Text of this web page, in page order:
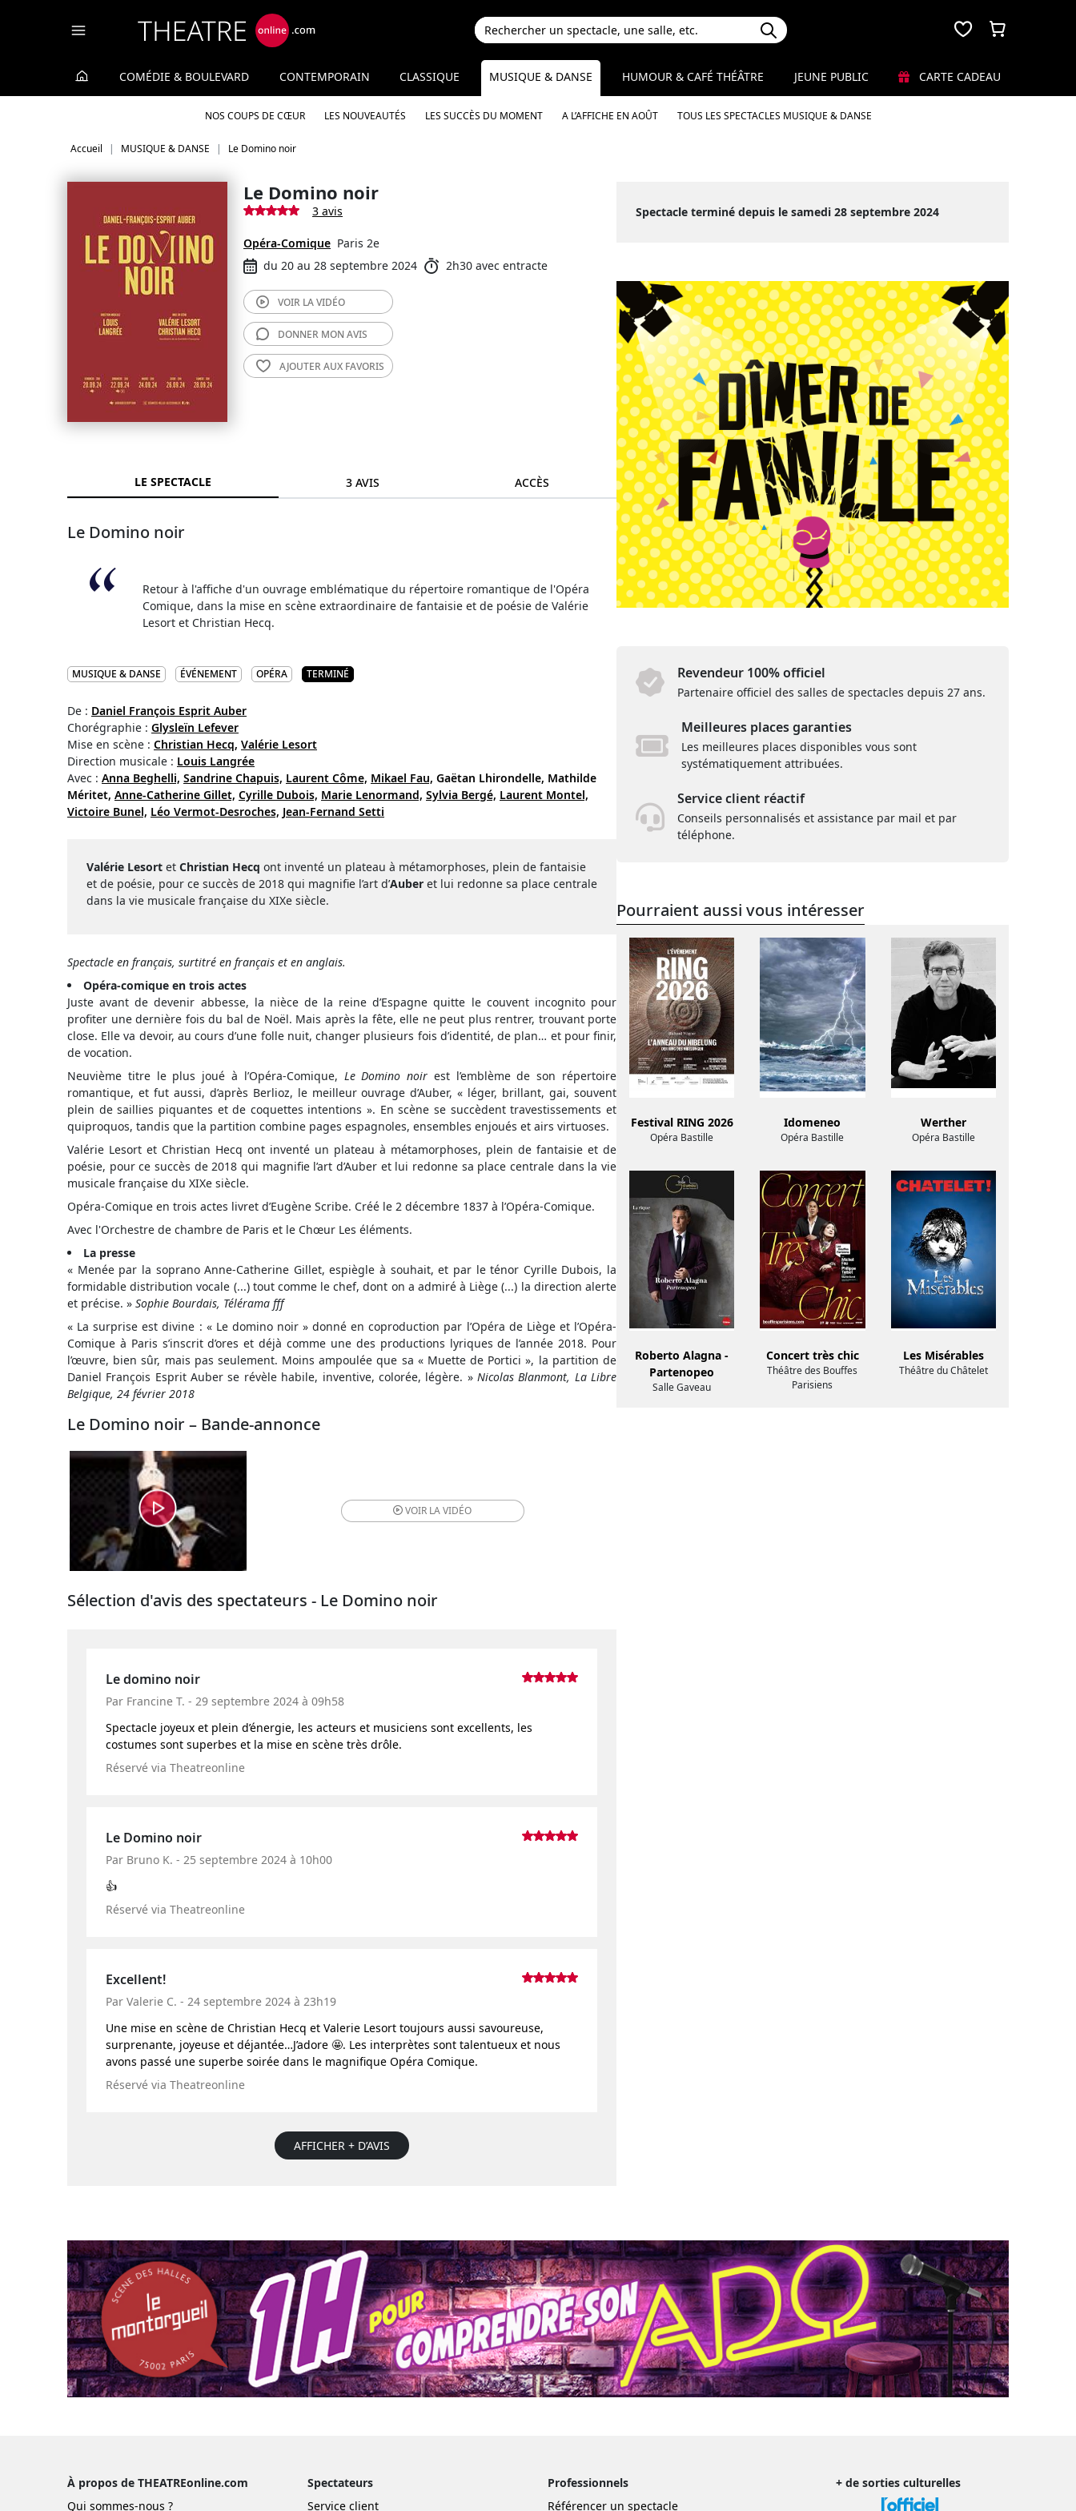
COMÉDIE & BOULEVARD CONTEMPORAIN CLASSIQUE MUSIQUE & DANSE
NOS COUPS DE CŒUR LES NOUVEAUTÉS LES SUCCÈS DU MOMENT A L’AFFICHE EN AOÛT TOUS LES SPECTACLES MUSIQUE & DANSE
HUMOUR & CAFÉ THÉÂTRE JEUNE PUBLIC CARTE CADEAU
Accueil MUSIQUE & DANSE Le Domino noir
Le Domino noir
3 avis
Opéra-Comique Paris 2e
du 20 au 28 septembre 2024
2h30 avec entracte
VOIR LAVIDÉO
DONNER MON AVIS
AJOUTER AUX FAVORIS
LE SPECTACLE 3 AVIS ACCÈS
Le Domino noir
Retour à l'affiche d'un ouvrage emblématique du répertoire romantique de l'Opéra
Comique, dans la mise en scène extraordinaire de fantaisie et de poésie de Valérie
Lesort et Christian Hecq.
MUSIQUE & DANSE ÉVÉNEMENT OPÉRA TERMINÉ
De : Daniel François Esprit Auber
Chorégraphie : Glysleïn Lefever
Mise en scène : Christian Hecq, Valérie Lesort
Direction musicale : Louis Langrée
Avec : Anna Beghelli, Sandrine Chapuis, Laurent Côme, Mikael Fau, Gaëtan Lhirondelle, Mathilde
Méritet, Anne-Catherine Gillet, Cyrille Dubois, Marie Lenormand, Sylvia Bergé, Laurent Montel,
Victoire Bunel, Léo Vermot-Desroches, Jean-Fernand Setti
Valérie Lesort et Christian Hecq ont inventé un plateau à métamorphoses, plein de fantaisie
et de poésie, pour ce succès de 2018 qui magnifie l’art d’Auber et lui redonne sa place centrale
dans la vie musicale française du XIXe siècle.
Spectacle en français, surtitré en français et en anglais.
Opéra-comique en trois actes
Juste avant de devenir abbesse, la nièce de la reine d’Espagne quitte le couvent incognito pour
profiter une dernière fois du bal de Noël. Mais après la fête, elle ne peut plus rentrer, trouvant porte
close. Elle va devoir, au cours d’une folle nuit, changer plusieurs fois d’identité, de plan… et pour finir,
de vocation.
Neuvième titre le plus joué à l’Opéra-Comique, Le Domino noir est l’emblème de son répertoire
romantique, et fut aussi, d’après Berlioz, le meilleur ouvrage d’Auber, « léger, brillant, gai, souvent
plein de saillies piquantes et de coquettes intentions ». En scène se succèdent travestissements et
quiproquos, tandis que la partition combine pages espagnoles, ensembles enjoués et airs virtuoses.
Valérie Lesort et Christian Hecq ont inventé un plateau à métamorphoses, plein de fantaisie et de
poésie, pour ce succès de 2018 qui magnifie l’art d’Auber et lui redonne sa place centrale dans la vie
musicale française du XIXe siècle.
Opéra-Comique en trois actes livret d’Eugène Scribe. Créé le 2 décembre 1837 à l’Opéra-Comique.
Avec l'Orchestre de chambre de Paris et le Chœur Les éléments.
La presse
« Menée par la soprano Anne-Catherine Gillet, espiègle à souhait, et par le ténor Cyrille Dubois, la
formidable distribution vocale (...) tout comme le chef, dont on a admiré à Liège (...) la direction alerte
et précise. » Sophie Bourdais, Télérama fff
« La surprise est divine : « Le domino noir » donné en coproduction par l’Opéra de Liège et l’Opéra-
Comique à Paris s’inscrit d’ores et déjà comme une des productions lyriques de l’année 2018. Pour
l’œuvre, bien sûr, mais pas seulement. Moins ampoulée que sa « Muette de Portici », la partition de
Daniel François Esprit Auber se révèle habile, inventive, colorée, légère. » Nicolas Blanmont, La Libre
Belgique, 24 février 2018
Le Domino noir – Bande-annonce
VOIR LAVIDÉO
Sélection d'avis des spectateurs - Le Domino noir
Le domino noir
Par Francine T. - 29 septembre 2024 à 09h58
Spectacle joyeux et plein d’énergie, les acteurs et musiciens sont excellents, les
costumes sont superbes et la mise en scène très drôle.
Réservé via Theatreonline
Le Domino noir
Par Bruno K. - 25 septembre 2024 à 10h00
👍
Réservé via Theatreonline
Excellent!
Par Valerie C. - 24 septembre 2024 à 23h19
Une mise en scène de Christian Hecq et Valerie Lesort toujours aussi savoureuse,
surprenante, joyeuse et déjantée…J’adore 🤩. Les interprètes sont talentueux et nous
avons passé une superbe soirée dans le magnifique Opéra Comique.
Réservé via Theatreonline
AFFICHER + D’AVIS
Spectacle terminé depuis le samedi 28 septembre 2024
Revendeur 100% officiel
Partenaire officiel des salles de spectacles depuis 27 ans.
Meilleures places garanties
Les meilleures places disponibles vous sont
systématiquement attribuées.
Service client réactif
Conseils personnalisés et assistance par mail et par
téléphone.
Pourraient aussi vous intéresser
Festival RING 2026
Opéra Bastille
Idomeneo
Opéra Bastille
Werther
Opéra Bastille
Roberto Alagna -
Partenopeo
Salle Gaveau
Concert très chic
Théâtre des Bouffes
Parisiens
Les Misérables
Théâtre du Châtelet
À propos de THEATREonline.com
Qui sommes-nous ?
Spectateurs
Service client
Professionnels
Référencer un spectacle
+ de sorties culturelles